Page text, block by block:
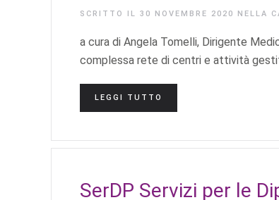
SCRITTO IL 30 NOVEMBRE 2020 NELLA
a cura di Angela Tomelli, Dirigente
complessa rete di centri e attività
LEGGI TUTTO
SerDP Servizi per le